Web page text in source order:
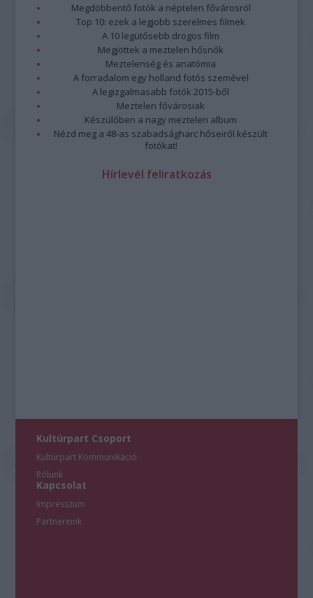
Megdöbbentő fotók a néptelen fővárosról
Top 10: ezek a legjobb szerelmes filmek
A 10 legütősebb drogos film
Megjöttek a meztelen hősnők
Meztelenség és anatómia
A forradalom egy holland fotós szemével
A legizgalmasabb fotók 2015-ből
Meztelen fővárosiak
Készülőben a nagy meztelen album
Nézd meg a 48-as szabadságharc hőseiről készült
fotókat!
Hírlevél feliratkozás
Kultúrpart Csoport
Kultúrpart Kommunikáció
Rólunk
Kapcsolat
Impresszum
Partnereink